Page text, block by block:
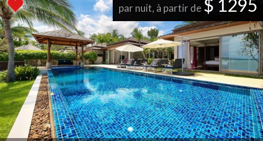
par nuit, à partir de $ 1295